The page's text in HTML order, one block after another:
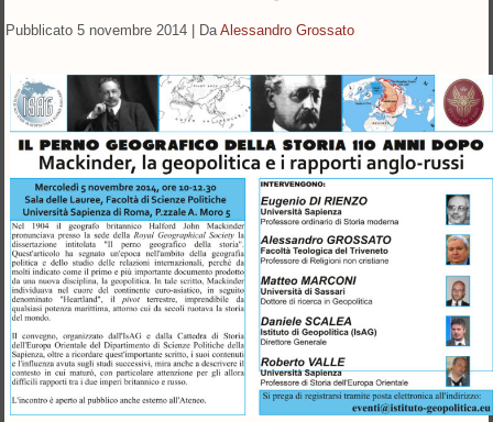
Pubblicato 5 novembre 2014 Da Alessandro Grossato